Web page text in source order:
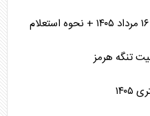
تنگه هرمز